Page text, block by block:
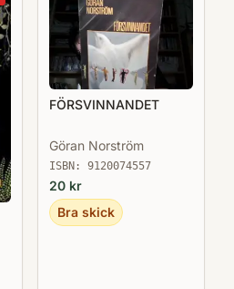
FÖRSVINNANDET
Göran Norström
ISBN: 9120074557
20 kr
Bra skick